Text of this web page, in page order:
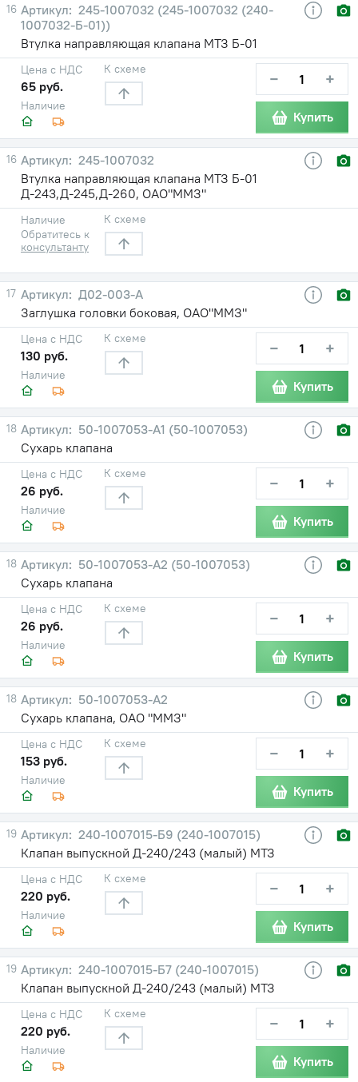
16
245-1007032 (245-1007032 (240-
1007032-Б-01))
Втулка направляющая клапана МТЗ Б-01
Наличие
Цена с НДС
65 руб.
К схеме − +
Купить
16
245-1007032
Втулка направляющая клапана МТЗ Б-01
Д-243,Д-245,Д-260, ОАО"ММЗ"
Наличие
Обратитесь к
консультанту
К схеме
17
Д02-003-А
Заглушка головки боковая, ОАО"ММЗ"
Наличие
Цена с НДС
130 руб.
К схеме − +
Купить
18
50-1007053-А1 (50-1007053)
Сухарь клапана
Наличие
Цена с НДС
26 руб.
К схеме − +
Купить
18
50-1007053-А2 (50-1007053)
Сухарь клапана
Наличие
Цена с НДС
26 руб.
К схеме − +
Купить
18
50-1007053-А2
Сухарь клапана, ОАО "ММЗ"
Наличие
Цена с НДС
153 руб.
К схеме − +
Купить
19
240-1007015-Б9 (240-1007015)
Клапан выпускной Д-240/243 (малый) МТЗ
Наличие
Цена с НДС
220 руб.
К схеме − +
Купить
19
240-1007015-Б7 (240-1007015)
Клапан выпускной Д-240/243 (малый) МТЗ
Наличие
Цена с НДС
220 руб.
К схеме − +
Купить